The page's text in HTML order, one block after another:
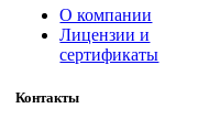
О компании
Лицензии и
сертификаты
Контакты